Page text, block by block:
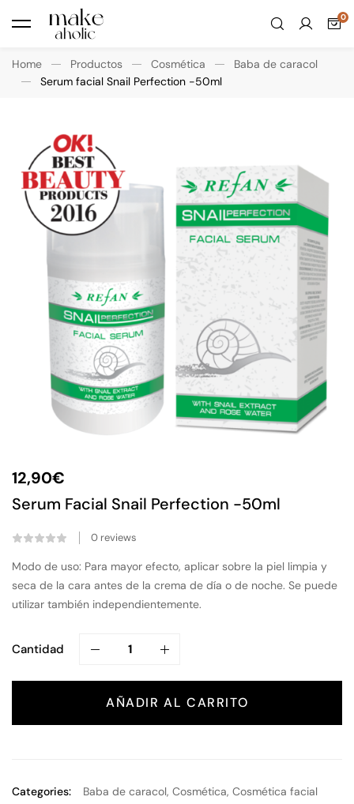
Home Productos Cosmética
Baba de caracol
Serum facial Snail Perfection -50ml
12,90€
Serum Facial Snail Perfection -50ml
0 reviews
Modo de uso: Para mayor efecto, aplicar sobre la piel limpia y
seca de la cara antes de la crema de día o de noche. Se puede
utilizar también independientemente.
Cantidad
AÑADIR AL CARRITO
Categories: Baba de caracol, Cosmética, Cosmética facial